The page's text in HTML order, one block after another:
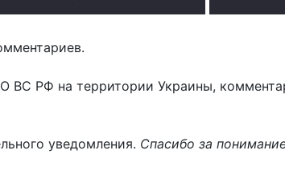
ВС РФ на территории Украины,
уведомления. Спасибо за